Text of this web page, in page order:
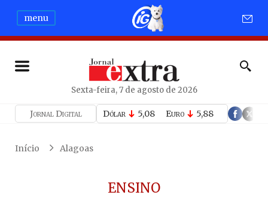
menu
Sexta-feira, 7 de agosto de 2026
Jornal Digital Dólar 5,08 Euro 5,88
Início Alagoas
ENSINO